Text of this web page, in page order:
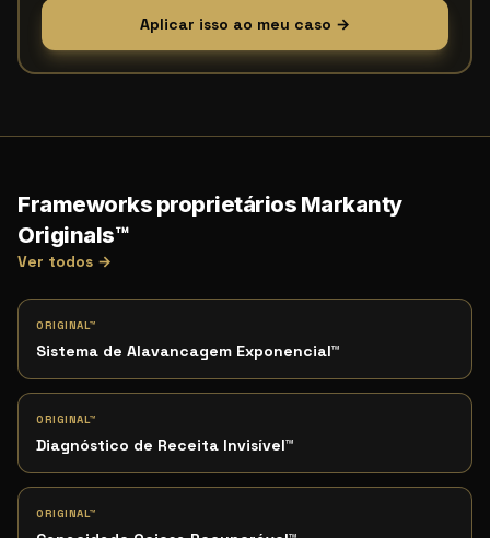
Aplicar isso ao meu caso →
Frameworks proprietários Markanty
Originals™
Ver todos →
ORIGINAL™
Sistema de Alavancagem Exponencial™
ORIGINAL™
Diagnóstico de Receita Invisível™
ORIGINAL™